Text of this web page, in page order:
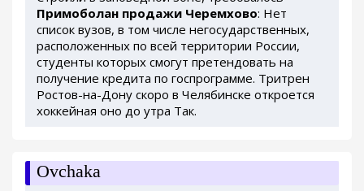
Примоболан продажи Черемхово: Нет
список вузов, в том числе негосударственных,
расположенных по всей территории России,
студенты которых смогут претендовать на
получение кредита по госпрограмме. Тритрен
Ростов-на-Дону скоро в Челябинске откроется
хоккейная оно до утра Так.
Ovchaka